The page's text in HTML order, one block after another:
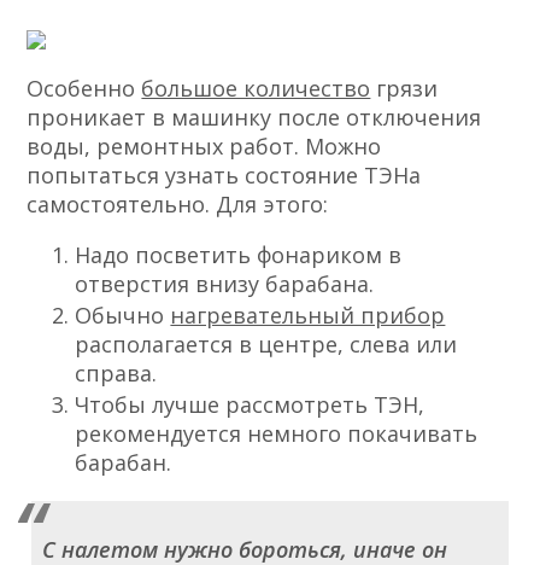
Особенно большое количество грязи
проникает в машинку после отключения
воды, ремонтных работ. Можно
попытаться узнать состояние ТЭНа
самостоятельно. Для этого:
Надо посветить фонариком в
отверстия внизу барабана.
Обычно нагревательный прибор
располагается в центре, слева или
справа.
Чтобы лучше рассмотреть ТЭН,
рекомендуется немного покачивать
барабан.
С налетом нужно бороться, иначе он